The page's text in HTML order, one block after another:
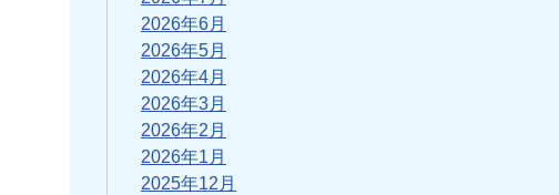
2026年6月
2026年5月
2026年4月
2026年3月
2026年2月
2026年1月
2025年12月